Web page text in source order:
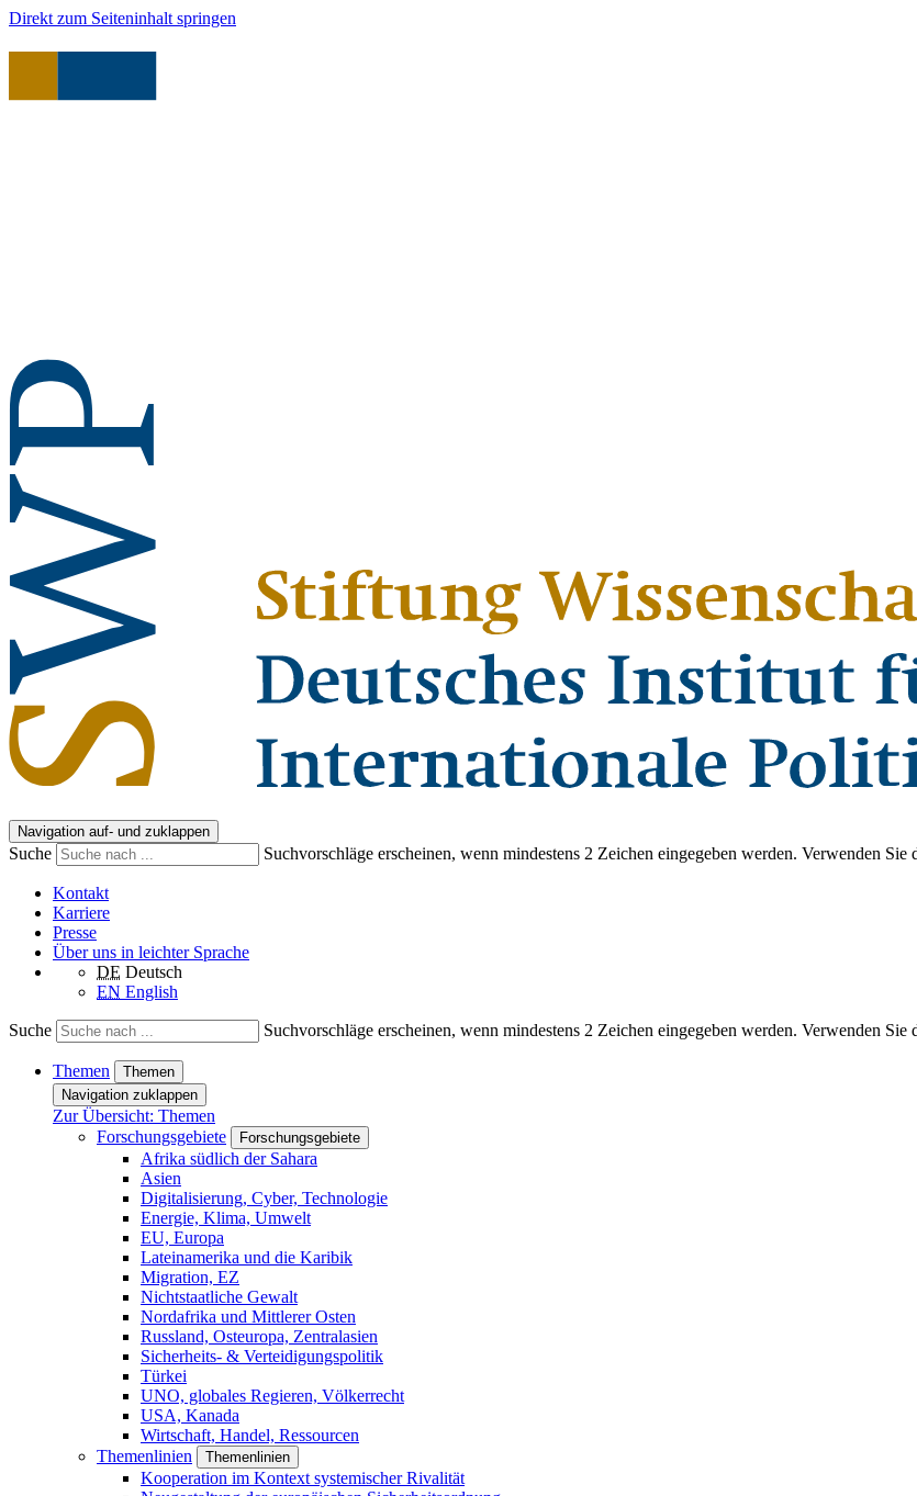
Direkt zum Seiteninhalt springen
Navigation auf- und zuklappen
Suche Suchvorschläge erscheinen, wenn mindestens 2 Zeichen eingegeben werden. Verwenden
Kontakt
Karriere
Presse
Über uns in leichter Sprache
DE Deutsch
EN English
Suche Suchvorschläge erscheinen, wenn mindestens 2 Zeichen eingegeben werden. Verwenden
Themen
Themen
Navigation zuklappen
Zur Übersicht: Themen
Forschungsgebiete
Forschungsgebiete
Afrika südlich der Sahara
Asien
Digitalisierung, Cyber, Technologie
Energie, Klima, Umwelt
EU, Europa
Lateinamerika und die Karibik
Migration, EZ
Nichtstaatliche Gewalt
Nordafrika und Mittlerer Osten
Russland, Osteuropa, Zentralasien
Sicherheits- & Verteidigungspolitik
Türkei
UNO, globales Regieren, Völkerrecht
USA, Kanada
Wirtschaft, Handel, Ressourcen
Themenlinien
Themenlinien
Kooperation im Kontext systemischer Rivalität